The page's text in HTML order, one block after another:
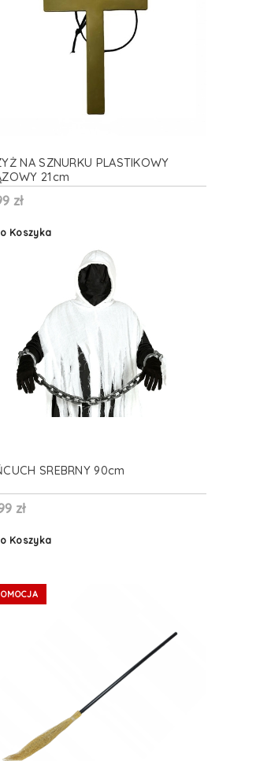
NA SZNURKU PLASTIKOWY
21cm
zł
Koszyka
SREBRNY 90cm
zł
Koszyka